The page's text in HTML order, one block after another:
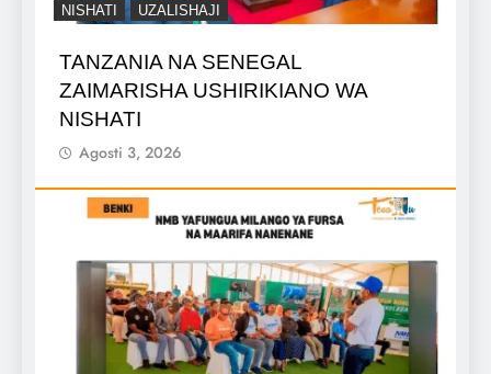
NISHATI UZALISHAJI
TANZANIA NA SENEGAL
ZAIMARISHA USHIRIKIANO WA
NISHATI
Agosti 3, 2026